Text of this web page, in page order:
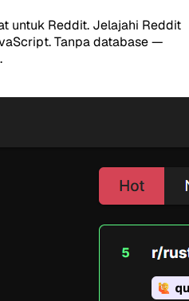
untuk Reddit. Jelajahi Reddit
Tanpa database —